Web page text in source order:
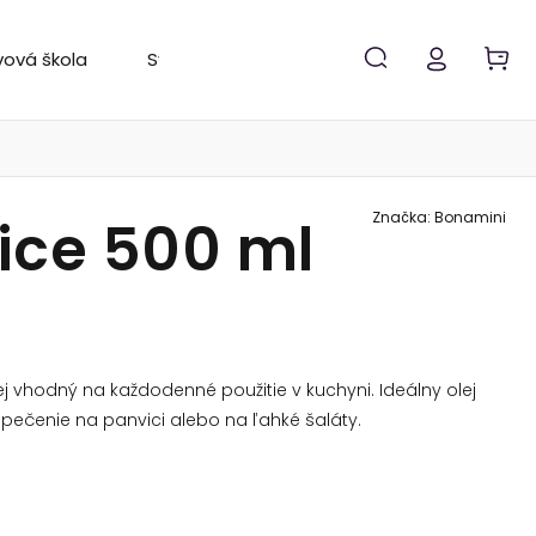
škola Svetový rebríček Značky
500 ml
vhodný na každodenné použitie v kuchyni. Ideálny olej
na panvici alebo na ľahké šaláty.
Značka: Bonamini